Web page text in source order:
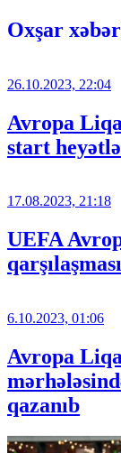
Oxşar
26.10.2023, 22:04
Avropa
start
17.08.2023, 21:18
UEFA
6.10.2023, 01:06
Avropa
qazanıb